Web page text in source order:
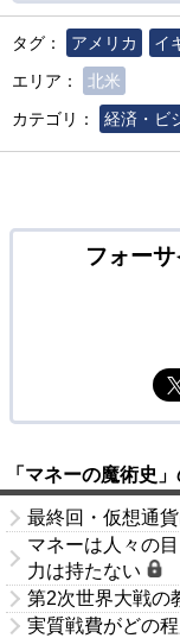
タグ： アメリカ イ
エリア：
北米
カテゴリ：
経済・ビ
フォー
「マネーの魔術史
最終回・仮想通
マネーは人々の
力は持たない
第2次世界大戦の
実質戦費がどの